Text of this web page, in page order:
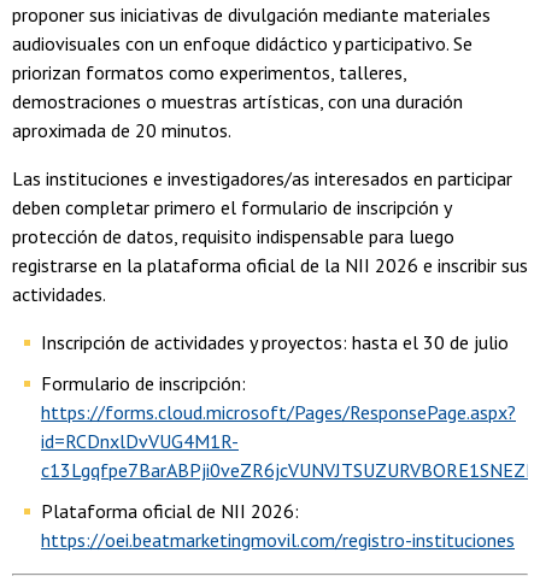
proponer sus iniciativas de divulgación mediante materiales
audiovisuales con un enfoque didáctico y participativo. Se
priorizan formatos como experimentos, talleres,
demostraciones o muestras artísticas, con una duración
aproximada de 20 minutos.
Las instituciones e investigadores/as interesados en participar
deben completar primero el formulario de inscripción y
protección de datos, requisito indispensable para luego
registrarse en la plataforma oficial de la NII 2026 e inscribir sus
actividades.
Inscripción de actividades y proyectos: hasta el 30 de julio
Formulario de inscripción:
https://forms.cloud.microsoft/Pages/ResponsePage.aspx?
id=RCDnxlDvVUG4M1R-
Plataforma oficial de NII 2026:
https://oei.beatmarketingmovil.com/registro-instituciones